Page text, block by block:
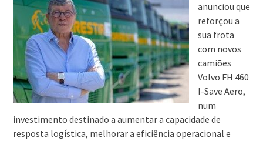
anunciou que
reforçou a
sua frota
com novos
camiões
Volvo FH 460
I-Save Aero,
num
investimento destinado a aumentar a capacidade de
resposta logística, melhorar a eficiência operacional e